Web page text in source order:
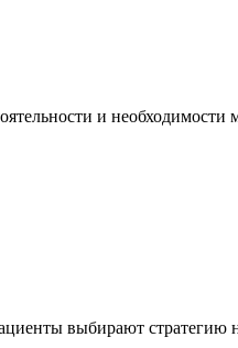
и
выбирают